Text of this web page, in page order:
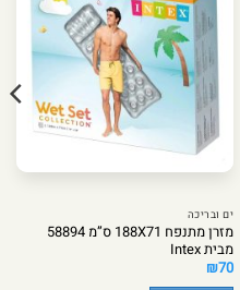
ים ובריכה
מזרן מתנפח 188X71 ס”מ 58894
מבית Intex
₪70